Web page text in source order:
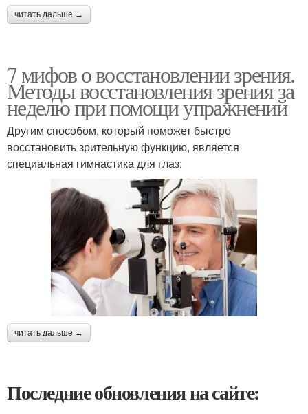
читать дальше →
7 мифов о восстановлении зрения.
Методы восстановления зрения за
неделю при помощи упражнений
Другим способом, который поможет быстро
восстановить зрительную функцию, является
специальная гимнастика для глаз:
читать дальше →
Последние обновления на сайте: